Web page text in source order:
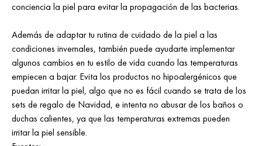
conciencia la piel para evitar la propagación de las bacterias.
Además de adaptar tu rutina de cuidado de la piel a las
condiciones invernales, también puede ayudarte implementar
algunos cambios en tu estilo de vida cuando las temperaturas
empiecen a bajar. Evita los productos no hipoalergénicos que
puedan irritar la piel, algo que no es fácil cuando se trata de los
sets de regalo de Navidad, e intenta no abusar de los baños o
duchas calientes, ya que las temperaturas extremas pueden
irritar la piel sensible.